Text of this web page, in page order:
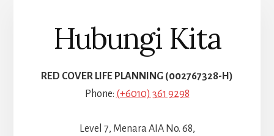
Hubungi Kita
RED COVER LIFE PLANNING (002767328-H)
Phone: (+6010) 361 9298
Level 7, Menara AIA No. 68,